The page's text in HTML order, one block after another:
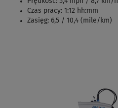
Czas pracy: 1:12 hh:mm
Zasięg: 6,5 / 10,4 (mile/km)